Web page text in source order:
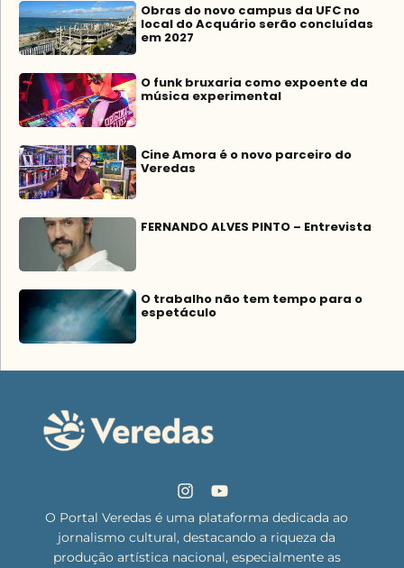
Obras do novo campus da UFC no
local do Acquário serão concluídas
em 2027
O funk bruxaria como expoente da
música experimental
Cine Amora é o novo parceiro do
Veredas
FERNANDO ALVES PINTO – Entrevista
O trabalho não tem tempo para o
espetáculo
O Portal Veredas é uma plataforma dedicada ao
jornalismo cultural, destacando a riqueza da
produção artística nacional, especialmente as